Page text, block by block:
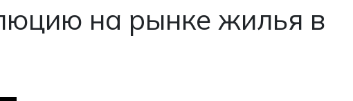
на рынке жилья в